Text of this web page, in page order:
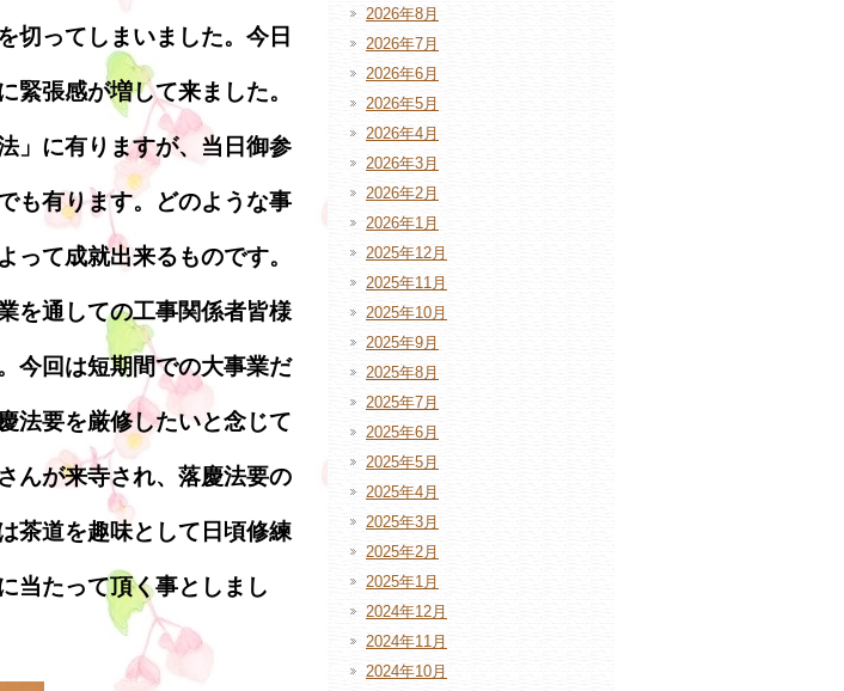
切ってしまいました。今日
緊張感が増して来ました。
」に有りますが、当日御参
も有ります。どのような事
って成就出来るものです。
を通しての工事関係者皆様
今回は短期間での大事業だ
法要を厳修したいと念じて
んが来寺され、落慶法要の
茶道を趣味として日頃修練
当たって頂く事としまし
2026年8月
2026年7月
2026年6月
2026年5月
2026年4月
2026年3月
2026年2月
2026年1月
2025年12月
2025年11月
2025年10月
2025年9月
2025年8月
2025年7月
2025年6月
2025年5月
2025年4月
2025年3月
2025年2月
2025年1月
2024年12月
2024年11月
2024年10月